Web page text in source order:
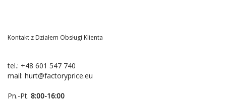
Kontakt z Działem Obsługi Klienta
tel.: +48 601 547 740
mail: hurt@factoryprice.eu
Pn.-Pt. 8:00-16:00